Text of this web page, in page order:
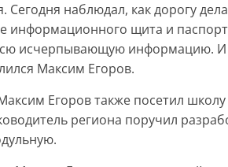
Сегодня наблюдал, как дорогу
информационного щита и
исчерпывающую информацию. И
Максим Егоров.
Егоров также посетил школу
региона поручил